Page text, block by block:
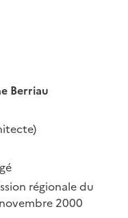
Berriau
régionale du
2000